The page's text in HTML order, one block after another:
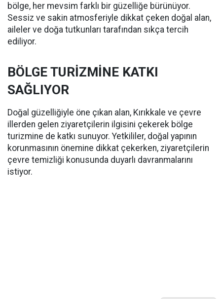
bölge, her mevsim farklı bir güzelliğe bürünüyor.
Sessiz ve sakin atmosferiyle dikkat çeken doğal alan,
aileler ve doğa tutkunları tarafından sıkça tercih
ediliyor.
BÖLGE TURİZMİNE KATKI
SAĞLIYOR
Doğal güzelliğiyle öne çıkan alan, Kırıkkale ve çevre
illerden gelen ziyaretçilerin ilgisini çekerek bölge
turizmine de katkı sunuyor. Yetkililer, doğal yapının
korunmasının önemine dikkat çekerken, ziyaretçilerin
çevre temizliği konusunda duyarlı davranmalarını
istiyor.